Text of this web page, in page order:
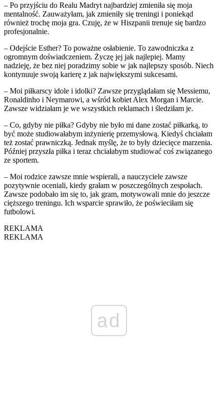
– Po przyjściu do Realu Madryt najbardziej zmieniła się moja
mentalność. Zauważyłam, jak zmieniły się treningi i poniekąd
również trochę moja gra. Czuję, że w Hiszpanii trenuje się bardzo
profesjonalnie.
– Odejście Esther? To poważne osłabienie. To zawodniczka z
ogromnym doświadczeniem. Życzę jej jak najlepiej. Mamy
nadzieję, że bez niej poradzimy sobie w jak najlepszy sposób. Niech
kontynuuje swoją karierę z jak największymi sukcesami.
– Moi piłkarscy idole i idolki? Zawsze przyglądałam się Messiemu,
Ronaldinho i Neymarowi, a wśród kobiet Alex Morgan i Marcie.
Zawsze widziałam je we wszystkich reklamach i śledziłam je.
– Co, gdyby nie piłka? Gdyby nie było mi dane zostać piłkarką, to
być może studiowałabym inżynierię przemysłową. Kiedyś chciałam
też zostać prawniczką. Jednak myślę, że to były dziecięce marzenia.
Później przyszła piłka i teraz chciałabym studiować coś związanego
ze sportem.
– Moi rodzice zawsze mnie wspierali, a nauczyciele zawsze
pozytywnie oceniali, kiedy grałam w poszczególnych zespołach.
Zawsze podobało im się to, jak gram, motywowali mnie do jeszcze
cięższego treningu. Ich wsparcie sprawiło, że poświeciłam się
futbolowi.
REKLAMA
REKLAMA
ad